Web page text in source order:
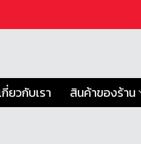
กี่ยวกับเรา สินค้าของร้าน